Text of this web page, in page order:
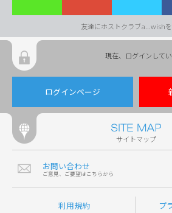
友達にホストクラブa...wish
現在、ログインして
ログインページ
サイトマップ
お問い合わせ
ご意見、ご要望はこちらから
利用規約 プ